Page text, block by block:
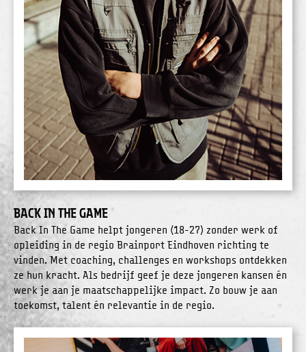
Back In The Game
Back In The Game helpt jongeren (18-27) zonder werk of
opleiding in de regio Brainport Eindhoven richting te
vinden. Met coaching, challenges en workshops ontdekken
ze hun kracht. Als bedrijf geef je deze jongeren kansen én
werk je aan je maatschappelijke impact. Zo bouw je aan
toekomst, talent én relevantie in de regio.